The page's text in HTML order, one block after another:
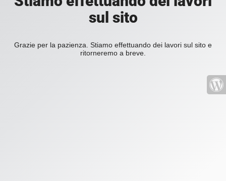
sul sito
Grazie per la pazienza. Stiamo effettuando dei lavori sul sito e
ritorneremo a breve.